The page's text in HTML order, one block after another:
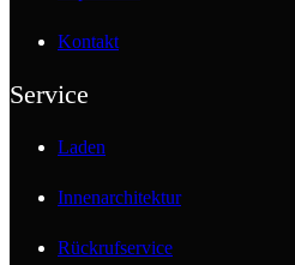
Kontakt
Service
Laden
Innenarchitektur
Rückrufservice